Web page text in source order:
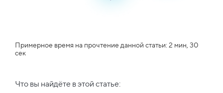
Примерное время на прочтение данной статьи: 2 мин, 30
сек
Что вы найдёте в этой статье: